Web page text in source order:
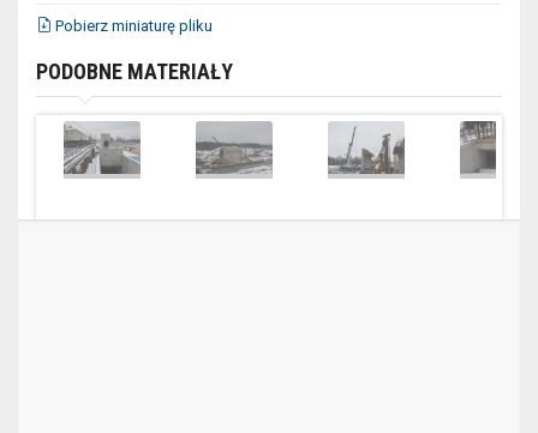
Pobierz miniaturę pliku
PODOBNE MATERIAŁY